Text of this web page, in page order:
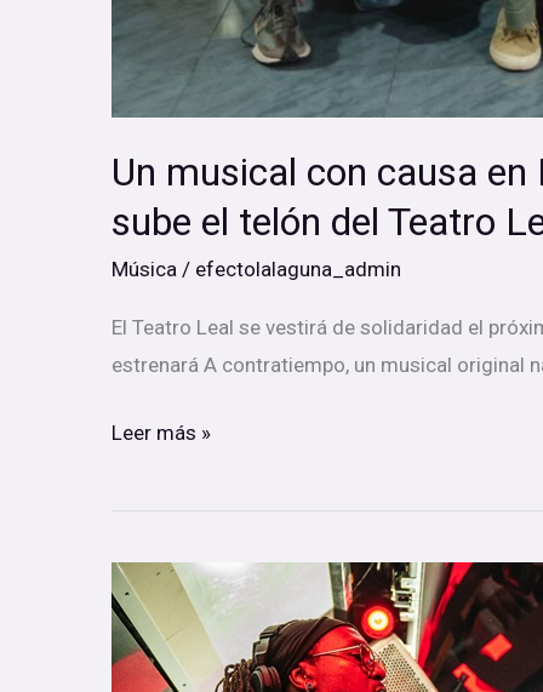
Un musical con causa en
sube el telón del Teatro
Música / efectolalaguna_admin
El Teatro Leal se vestirá de solidaridad el
estrenará A contratiempo, un musical original
Leer más »
El
innovador
techno